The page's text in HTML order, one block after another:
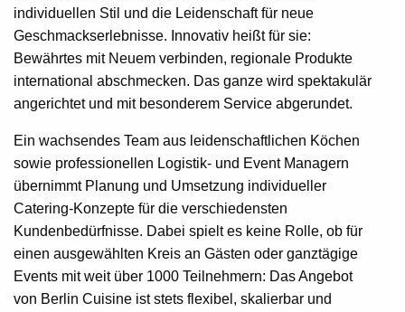
individuellen Stil und die Leidenschaft für neue
Geschmackserlebnisse. Innovativ heißt für sie:
Bewährtes mit Neuem verbinden, regionale Produkte
international abschmecken. Das ganze wird spektakulär
angerichtet und mit besonderem Service abgerundet.
Ein wachsendes Team aus leidenschaftlichen Köchen
sowie professionellen Logistik- und Event Managern
übernimmt Planung und Umsetzung individueller
Catering-Konzepte für die verschiedensten
Kundenbedürfnisse. Dabei spielt es keine Rolle, ob für
einen ausgewählten Kreis an Gästen oder ganztägige
Events mit weit über 1000 Teilnehmern: Das Angebot
von Berlin Cuisine ist stets flexibel, skalierbar und